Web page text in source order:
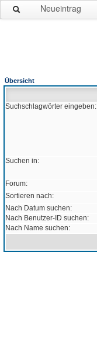
Neueintrag
Übersicht
Suchschlagwörter eingeben:
Suchen in:
Forum:
Sortieren nach:
Nach Datum suchen:
Nach Benutzer-ID suchen:
Nach Name suchen: